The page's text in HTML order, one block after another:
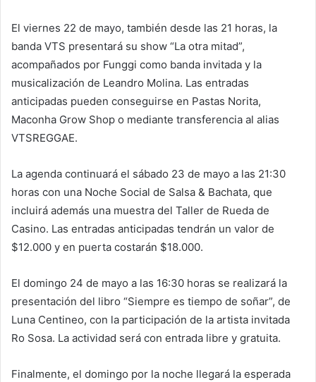
El viernes 22 de mayo, también desde las 21 horas, la
banda VTS presentará su show “La otra mitad”,
acompañados por Funggi como banda invitada y la
musicalización de Leandro Molina. Las entradas
anticipadas pueden conseguirse en Pastas Norita,
Maconha Grow Shop o mediante transferencia al alias
VTSREGGAE.
La agenda continuará el sábado 23 de mayo a las 21:30
horas con una Noche Social de Salsa & Bachata, que
incluirá además una muestra del Taller de Rueda de
Casino. Las entradas anticipadas tendrán un valor de
$12.000 y en puerta costarán $18.000.
El domingo 24 de mayo a las 16:30 horas se realizará la
presentación del libro “Siempre es tiempo de soñar”, de
Luna Centineo, con la participación de la artista invitada
Ro Sosa. La actividad será con entrada libre y gratuita.
Finalmente, el domingo por la noche llegará la esperada